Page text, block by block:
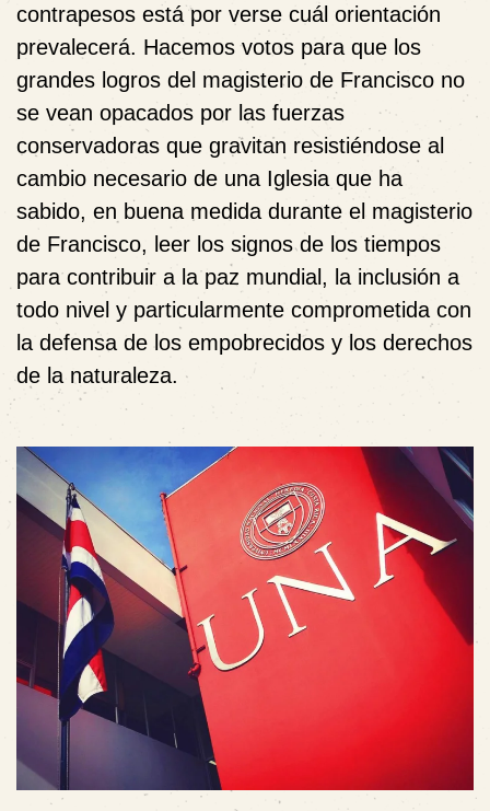
contrapesos está por verse cuál orientación
prevalecerá. Hacemos votos para que los
grandes logros del magisterio de Francisco no
se vean opacados por las fuerzas
conservadoras que gravitan resistiéndose al
cambio necesario de una Iglesia que ha
sabido, en buena medida durante el magisterio
de Francisco, leer los signos de los tiempos
para contribuir a la paz mundial, la inclusión a
todo nivel y particularmente comprometida con
la defensa de los empobrecidos y los derechos
de la naturaleza.